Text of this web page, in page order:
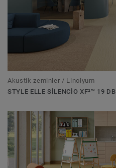
Akustik zeminler / Linolyum
STYLE ELLE SILENCIO XF²™ 19 DB